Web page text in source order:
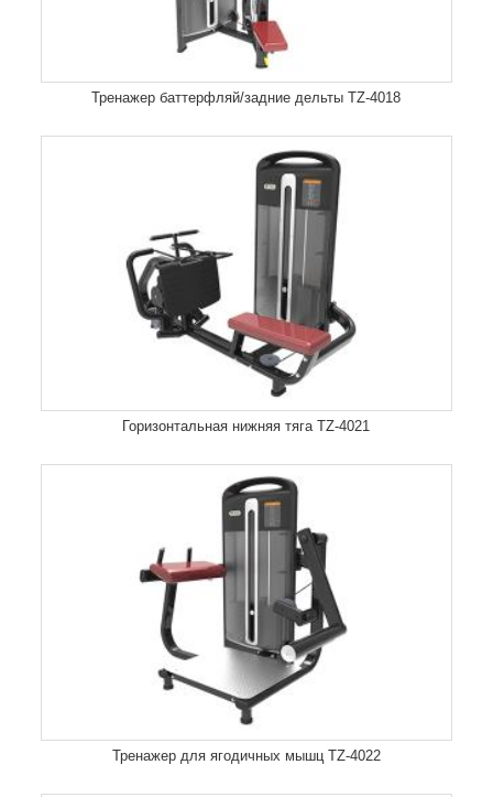
Тренажер баттерфляй/задние дельты TZ-4018
Горизонтальная нижняя тяга TZ-4021
Тренажер для ягодичных мышц TZ-4022